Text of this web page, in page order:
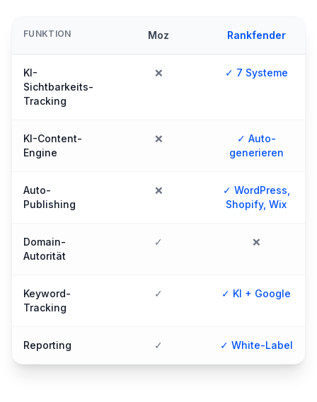
FUNKTION Moz Rankfender
KI-
Sichtbarkeits-
Tracking
❌ ✓ 7 Systeme
KI-Content-
Engine
❌
✓ Auto-
generieren
Auto-
Publishing
❌
✓ WordPress,
Shopify, Wix
Domain-
Autorität
✓ ❌
Keyword-
Tracking
✓ ✓ KI + Google
Reporting ✓ ✓ White-Label